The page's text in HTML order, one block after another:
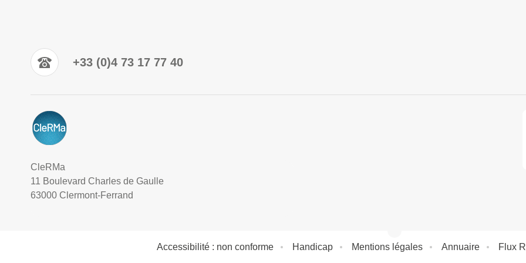
+33 (0)4 73 17 77 40
CleRMa
11 Boulevard Charles de Gaulle
63000 Clermont-Ferrand
Accessibilité : non conforme Handicap Mentions légales Annuaire Flux